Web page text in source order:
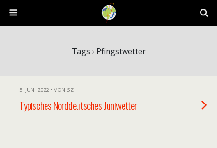
Tags › Pfingstwetter
5. JUNI 2022 • VON SZ
Typisches Norddeutsches Juniwetter